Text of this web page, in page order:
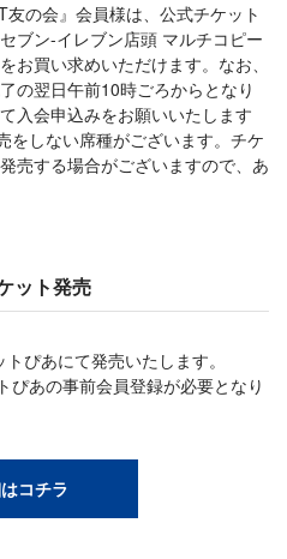
の会』会員様は、公式チケット
ブン-イレブン店頭 マルチコピー
お買い求めいただけます。なお、
の翌日午前10時ごろからとなり
入会申込みをお願いいたします
をしない席種がございます。チケ
売する場合がございますので、あ
ット発売
ぴあにて発売いたします。
ぴあの事前会員登録が必要となり
コチラ